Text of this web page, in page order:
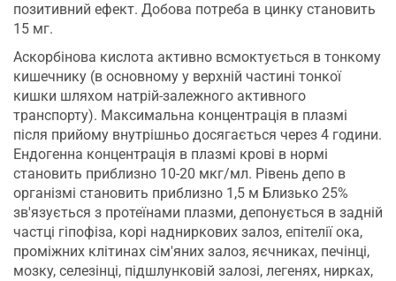
позитивний ефект. Добова потреба в цинку становить
15 мг.
Аскорбінова кислота активно всмоктується в тонкому
кишечнику (в основному у верхній частині тонкої
кишки шляхом натрій-залежного активного
транспорту). Максимальна концентрація в плазмі
після прийому внутрішньо досягається через 4 години.
Ендогенна концентрація в плазмі крові в нормі
становить приблизно 10-20 мкг/мл. Рівень депо в
організмі становить приблизно 1,5 м Близько 25%
зв'язується з протеїнами плазми, депонується в задній
частці гіпофіза, корі надниркових залоз, епітелії ока,
проміжних клітинах сім'яних залоз, яєчниках, печінці,
мозку, селезінці, підшлунковій залозі, легенях, нирках,